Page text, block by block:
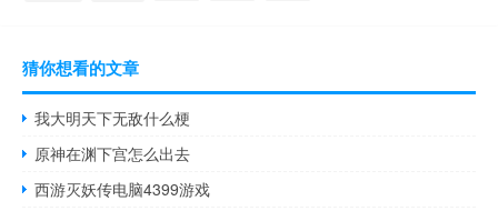
猜你想看的文章
我大明天下无敌什么梗
原神在渊下宫怎么出去
西游灭妖传电脑4399游戏